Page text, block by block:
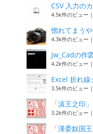
CSV 入力の
4.5k件のビュー |
惚れてまう
4.3k件のビュー |
Jw_Cadの作
4.2k件のビュー |
Excel 折れ
3.5k件のビュー |
「滇王之印
3.2k件のビュー |
「漢委奴国